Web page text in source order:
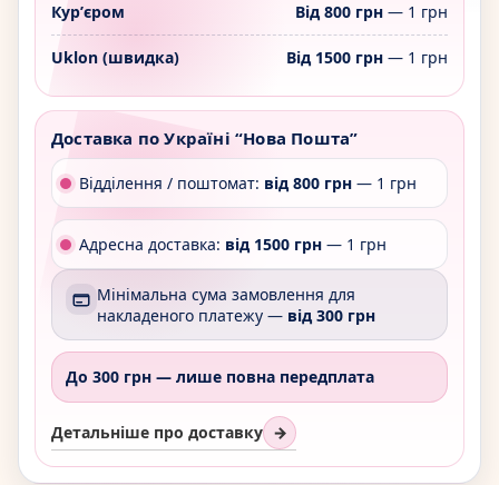
Курʼєром Від 800 грн— 1 грн
Uklon (швидка) Від 1500 грн— 1 грн
Доставка по Україні “Нова Пошта”
Відділення / поштомат: від 800 грн — 1 грн
Адресна доставка: від 1500 грн — 1 грн
Мінімальна сума замовлення для
накладеного платежу — від 300 грн
До 300 грн — лише повна передплата
Детальніше про доставку →